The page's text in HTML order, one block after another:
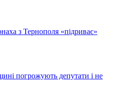
з Тернополя «підриває»
погрожують депутати і не